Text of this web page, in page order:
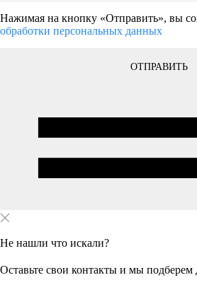
Нажимая на кнопку «Отправить», вы
обработки персональных данных
ОТПРАВИТЬ
Не нашли что искали?
Оставьте свои контакты и мы подберем